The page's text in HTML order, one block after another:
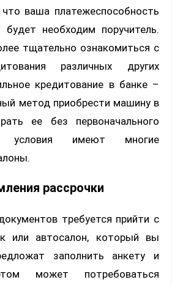
ваша платежеспособность
будет необходим поручитель.
тщательно ознакомиться с
различных других
кредитование в банке –
метод приобрести машину в
ее без первоначального
условия имеют многие
рассрочки
требуется прийти с
или автосалон, который вы
заполнить анкету и
может потребоваться